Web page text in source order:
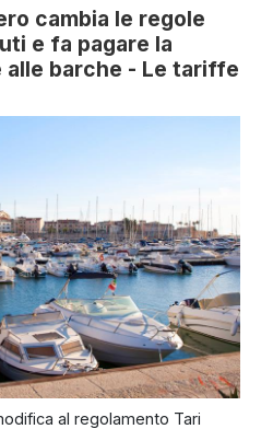
cambia le regole
e fa pagare la
alle barche - Le tariffe
al regolamento Tari